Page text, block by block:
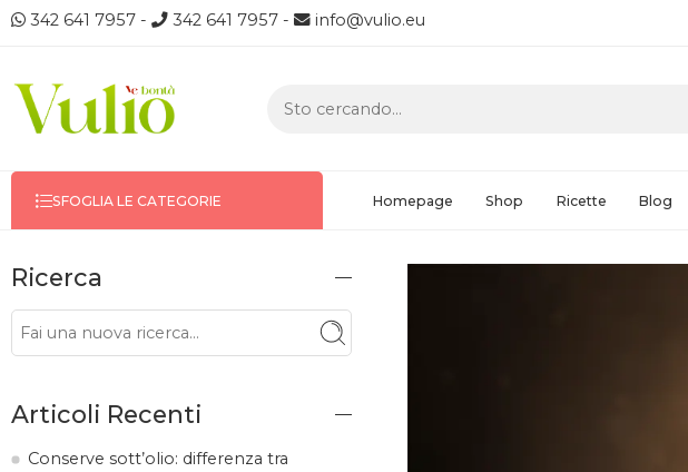
342 641 7957 - 342 641 7957 - info@vulio.eu
SFOGLIA LE CATEGORIE Homepage Shop Ricette Blog
Ricerca
Articoli Recenti
Conserve sott’olio: differenza tra